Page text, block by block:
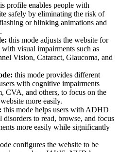
profile enables people with
safely by eliminating the risk of
or blinking animations and
this mode adjusts the website for
visual impairments such as
Vision, Cataract, Glaucoma, and
this mode provides different
with cognitive impairments
CVA, and others, to focus on the
more easily.
this mode helps users with ADHD
disorders to read, browse, and focus
more easily while significantly
configures the website to be